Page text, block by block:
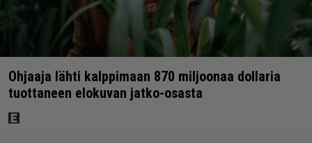
Ohjaaja lähti kalppimaan 870 miljoonaa dollaria
tuottaneen elokuvan jatko-osasta